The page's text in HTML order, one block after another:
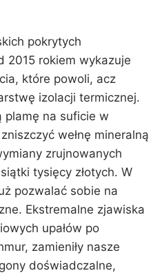
pokrytych
2015 rokiem wykazuje
które powoli, acz
izolacji termicznej.
plamę na suficie w
wełnę mineralną
zrujnowanych
tysięcy złotych. W
pozwalać sobie na
Ekstremalne zjawiska
upałów po
zamieniły nasze
doświadczalne,